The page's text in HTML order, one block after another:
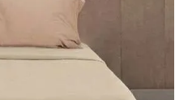
almohadas
8.
sofa cama